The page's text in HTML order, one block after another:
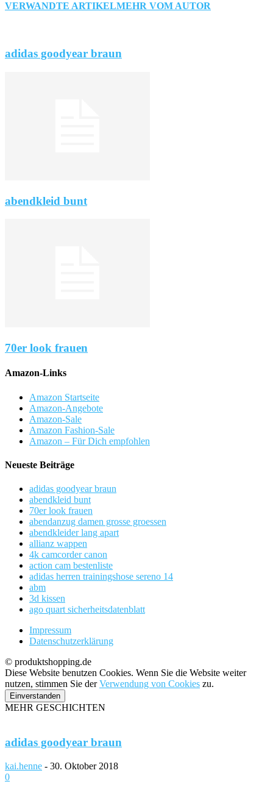
VERWANDTE ARTIKELMEHR VOM AUTOR
adidas goodyear braun
abendkleid bunt
70er look frauen
Amazon-Links
Amazon Startseite
Amazon-Angebote
Amazon-Sale
Amazon Fashion-Sale
Amazon – Für Dich empfohlen
Neueste Beiträge
adidas goodyear braun
abendkleid bunt
70er look frauen
abendanzug damen grosse groessen
abendkleider lang apart
allianz wappen
4k camcorder canon
action cam bestenliste
adidas herren trainingshose sereno 14
abm
3d kissen
ago quart sicherheitsdatenblatt
Impressum
Datenschutzerklärung
© produktshopping.de
Diese Website benutzen Cookies. Wenn Sie die Website weiter
nutzen, stimmen Sie derVerwendung von Cookies zu.
Einverstanden
MEHR GESCHICHTEN
adidas goodyear braun
kai.henne - 30. Oktober 2018
0